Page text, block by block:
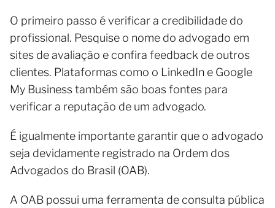
O primeiro passo é verificar a credibilidade do
profissional. Pesquise o nome do advogado em
sites de avaliação e confira feedback de outros
clientes. Plataformas como o LinkedIn e Google
My Business também são boas fontes para
verificar a reputação de um advogado.
É igualmente importante garantir que o advogado
seja devidamente registrado na Ordem dos
Advogados do Brasil (OAB).
A OAB possui uma ferramenta de consulta pública